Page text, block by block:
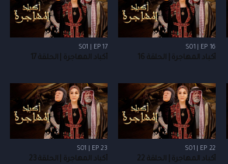
S01 | EP 16
أكباد المهاجرة | الحلقة 16
S01 | EP 17
أكباد المهاجرة | الحلقة 17
S01 | EP 22
أكباد المهاجرة | الحلقة 22
S01 | EP 23
أكباد المهاجرة | الحلقة 23